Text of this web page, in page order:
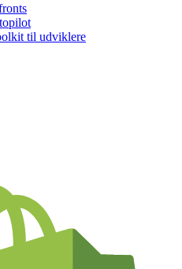
til udviklere